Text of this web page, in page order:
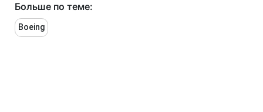
Больше по теме:
Boeing